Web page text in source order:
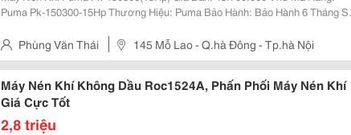
Puma Pk-150300-15Hp Thương Hiệu: Puma Bảo Hành: Bảo Hành 6 Tháng Số
Phùng Văn Thái 145 Mỗ Lao - Q.hà Đông - Tp.hà Nội
Máy Nén Khí Không Dầu Roc1524A, Phấn Phối Máy Nén Khí
Giá Cực Tốt
2,8 triệu